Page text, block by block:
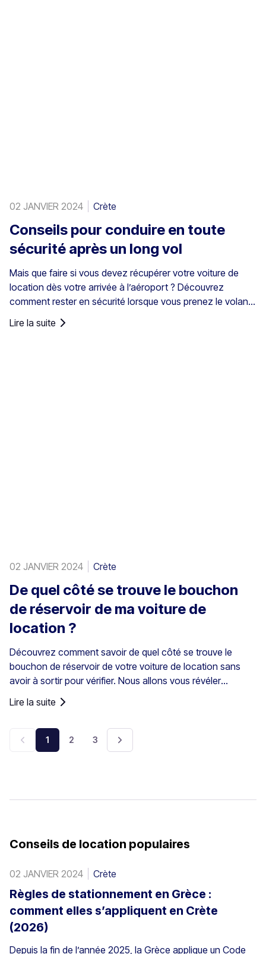
02 JANVIER 2024 Crète
Conseils pour conduire en toute
sécurité après un long vol
Mais que faire si vous devez récupérer votre voiture de
location dès votre arrivée à l’aéroport ? Découvrez
comment rester en sécurité lorsque vous prenez le volant
qui pose problème : la fatigue au volant provoque chaque
Lire la suite
02 JANVIER 2024 Crète
De quel côté se trouve le bouchon
de réservoir de ma voiture de
location ?
Découvrez comment savoir de quel côté se trouve le
bouchon de réservoir de votre voiture de location sans
avoir à sortir pour vérifier. Nous allons vous révéler
l’astuce. Cela rend le plein un peu plus facile et évite tout
stress à la station-service.
Lire la suite
1 2 3
Conseils de location populaires
02 JANVIER 2024 Crète
Règles de stationnement en Grèce :
comment elles s’appliquent en Crète
(2026)
Depuis la fin de l’année 2025, la Grèce applique un Code